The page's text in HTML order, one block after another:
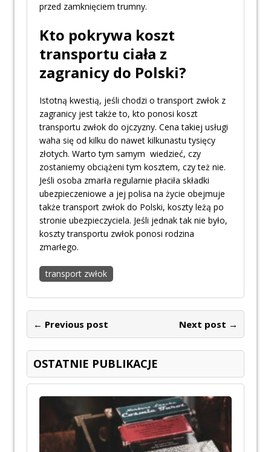
przed zamknięciem trumny.
Kto pokrywa koszt
transportu ciała z
zagranicy do Polski?
Istotną kwestią, jeśli chodzi o transport zwłok z
zagranicy jest także to, kto ponosi koszt
transportu zwłok do ojczyzny. Cena takiej usługi
waha się od kilku do nawet kilkunastu tysięcy
złotych. Warto tym samym wiedzieć, czy
zostaniemy obciążeni tym kosztem, czy też nie.
Jeśli osoba zmarła regularnie płaciła składki
ubezpieczeniowe a jej polisa na życie obejmuje
także transport zwłok do Polski, koszty leżą po
stronie ubezpieczyciela. Jeśli jednak tak nie było,
koszty transportu zwłok ponosi rodzina
zmarłego.
transport zwłok
← Previous post Next post →
OSTATNIE PUBLIKACJE